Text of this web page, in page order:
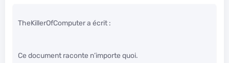
TheKillerOfComputer a écrit :
Ce document raconte n’importe quoi.